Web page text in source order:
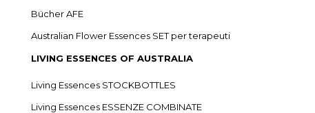
Bücher AFE
Australian Flower Essences SET per terapeuti
LIVING ESSENCES OF AUSTRALIA
Living Essences STOCKBOTTLES
Living Essences ESSENZE COMBINATE